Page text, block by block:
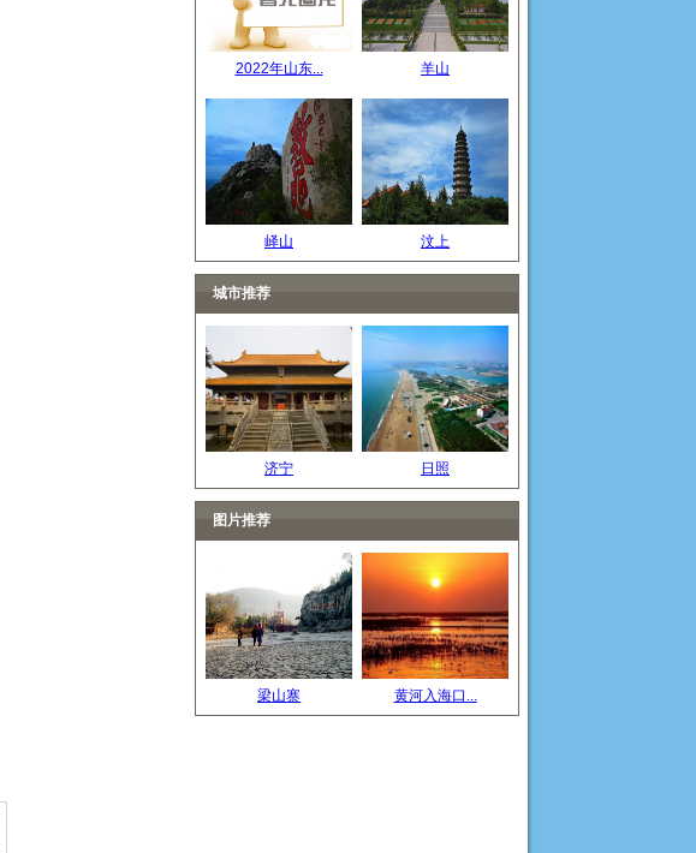
2022年山东... 羊山
峄山 汶上
城市推荐
济宁 日照
图片推荐
梁山寨 黄河入海口...